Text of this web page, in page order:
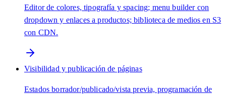
Editor de colores, tipografía y spacing; menu builder con
dropdown y enlaces a productos; biblioteca de medios en S3
con CDN.
Visibilidad y publicación de páginas
Estados borrador/publicado/vista previa, programación de